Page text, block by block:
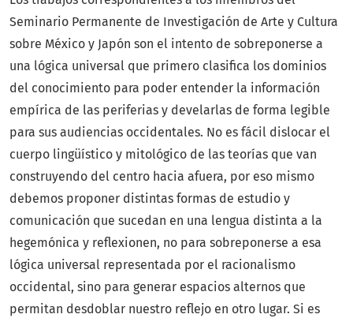
Seminario Permanente de Investigación de Arte y Cultura
sobre México y Japón son el intento de sobreponerse a
una lógica universal que primero clasifica los dominios
del conocimiento para poder entender la información
empírica de las periferias y develarlas de forma legible
para sus audiencias occidentales. No es fácil dislocar el
cuerpo lingüístico y mitológico de las teorías que van
construyendo del centro hacia afuera, por eso mismo
debemos proponer distintas formas de estudio y
comunicación que sucedan en una lengua distinta a la
hegemónica y reflexionen, no para sobreponerse a esa
lógica universal representada por el racionalismo
occidental, sino para generar espacios alternos que
permitan desdoblar nuestro reflejo en otro lugar. Si es